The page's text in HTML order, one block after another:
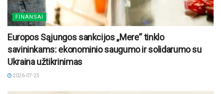
FINANSAI
Europos Sąjungos sankcijos „Mere“ tinklo
savininkams: ekonominio saugumo ir solidarumo su
Ukraina užtikrinimas
2026-07-25